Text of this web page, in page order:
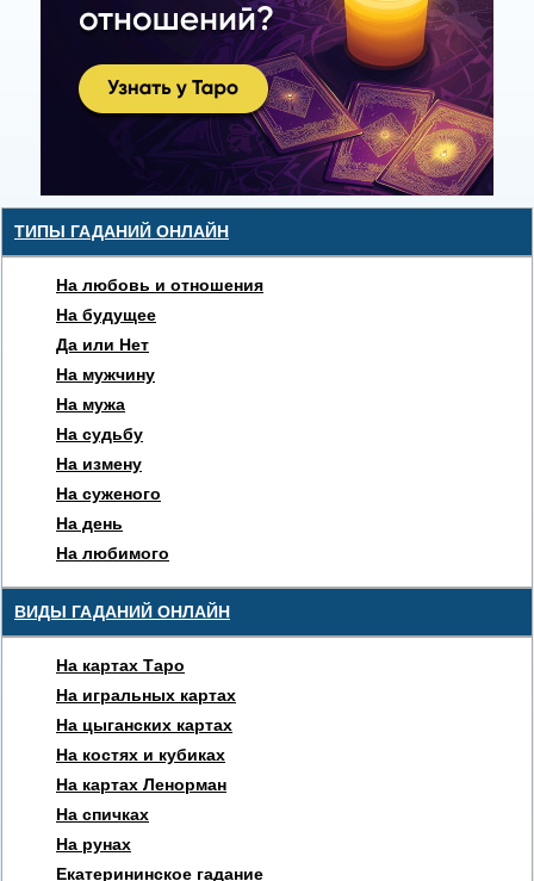
ТИПЫ ГАДАНИЙ ОНЛАЙН
На любовь и отношения
На будущее
Да или Нет
На мужчину
На мужа
На судьбу
На измену
На суженого
На день
На любимого
ВИДЫ ГАДАНИЙ ОНЛАЙН
На картах Таро
На игральных картах
На цыганских картах
На костях и кубиках
На картах Ленорман
На спичках
На рунах
Екатерининское гадание